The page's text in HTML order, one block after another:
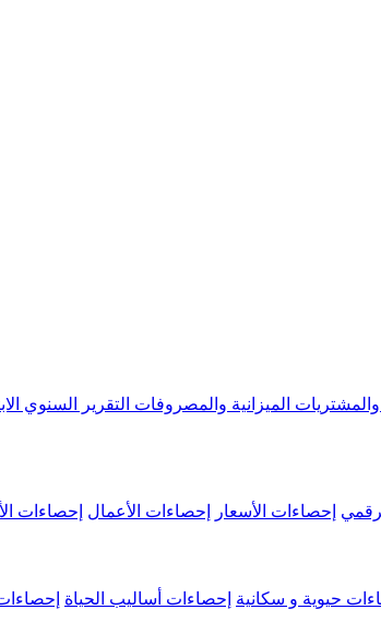
الميزانية والمصروفات التقرير السنوي
إحصاءات الأسعار إحصاءات الأعمال إحصاءات
حيوية و سكانية إحصاءات أساليب الحياة